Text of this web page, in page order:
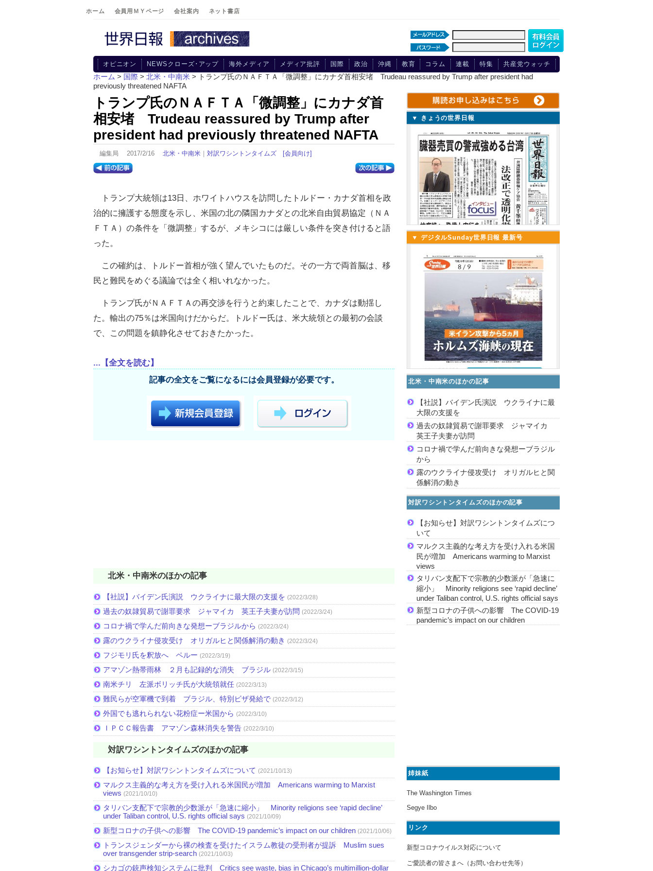
ホーム 会員用ＭＹページ 会社案内 ネット書店
オピニオン NEWSクローズ･アップ 海外メディア メディア批評 国際 政治 沖縄 教育 コラム 連載 特集 共産党ウォッチ
ホーム > 国際 > 北米・中南米 > トランプ氏のＮＡＦＴＡ「微調整」にカナダ首相安堵 Trudeau reassured by Trump after president had
previously threatened NAFTA
トランプ氏のＮＡＦＴＡ「微調整」にカナダ首
相安堵 Trudeau reassured by Trump after
president had previously threatened NAFTA
編集局 2017/2/16 北米・中南米 ｜ 対訳ワシントンタイムズ [会員向け]
トランプ大統領は13日、ホワイトハウスを訪問したトルドー・カナダ首相を政
治的に擁護する態度を示し、米国の北の隣国カナダとの北米自由貿易協定（ＮＡ
ＦＴＡ）の条件を「微調整」するが、メキシコには厳しい条件を突き付けると語
った。
この確約は、トルドー首相が強く望んでいたものだ。その一方で両首脳は、移
民と難民をめぐる議論では全く相いれなかった。
トランプ氏がＮＡＦＴＡの再交渉を行うと約束したことで、カナダは動揺し
た。輸出の75％は米国向けだからだ。トルドー氏は、米大統領との最初の会談
で、この問題を鎮静化させておきたかった。
...【全文を読む】
記事の全文をご覧になるには会員登録が必要です。
北米・中南米のほかの記事
【社説】バイデン氏演説 ウクライナに最大限の支援を (2022/3/28)
過去の奴隷貿易で謝罪要求 ジャマイカ 英王子夫妻が訪問 (2022/3/24)
コロナ禍で学んだ前向きな発想ーブラジルから (2022/3/24)
露のウクライナ侵攻受け オリガルヒと関係解消の動き (2022/3/24)
フジモリ氏を釈放へ ペルー (2022/3/19)
アマゾン熱帯雨林 ２月も記録的な消失 ブラジル (2022/3/15)
南米チリ 左派ボリッチ氏が大統領就任 (2022/3/13)
難民らが空軍機で到着 ブラジル、特別ビザ発給で (2022/3/12)
外国でも逃れられない花粉症ー米国から (2022/3/10)
ＩＰＣＣ報告書 アマゾン森林消失を警告 (2022/3/10)
対訳ワシントンタイムズのほかの記事
【お知らせ】対訳ワシントンタイムズについて (2021/10/13)
マルクス主義的な考え方を受け入れる米国民が増加 Americans warming to Marxist
views (2021/10/10)
タリバン支配下で宗教的少数派が「急速に縮小」 Minority religions see ‘rapid decline’
under Taliban control, U.S. rights official says (2021/10/09)
新型コロナの子供への影響 The COVID-19 pandemic’s impact on our children (2021/10/06)
トランスジェンダーから裸の検査を受けたイスラム教徒の受刑者が提訴 Muslim sues
over transgender strip-search (2021/10/03)
シカゴの銃声検知システムに批判 Critics see waste, bias in Chicago’s multimillion-dollar
▼ きょうの世界日報
▼ デジタルSunday世界日報 最新号
北米・中南米のほかの記事
【社説】バイデン氏演説 ウクライナに最
大限の支援を
過去の奴隷貿易で謝罪要求 ジャマイカ
英王子夫妻が訪問
コロナ禍で学んだ前向きな発想ーブラジル
から
露のウクライナ侵攻受け オリガルヒと関
係解消の動き
対訳ワシントンタイムズのほかの記事
【お知らせ】対訳ワシントンタイムズにつ
いて
マルクス主義的な考え方を受け入れる米国
民が増加 Americans warming to Marxist
views
タリバン支配下で宗教的少数派が「急速に
縮小」 Minority religions see ‘rapid decline’
under Taliban control, U.S. rights official says
新型コロナの子供への影響 The COVID-19
pandemic’s impact on our children
姉妹紙
The Washington Times
Segye Ilbo
リンク
新型コロナウイルス対応について
ご愛読者の皆さまへ（お問い合わせ先等）